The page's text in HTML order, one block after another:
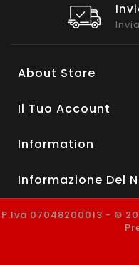
Invia un
Invia un
About Store
Il Tuo Account
Information
Informazione Del
P.Iva 07048200013 - ©